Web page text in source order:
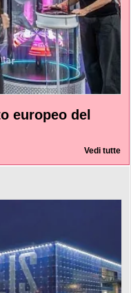
europeo del
Vedi tutte